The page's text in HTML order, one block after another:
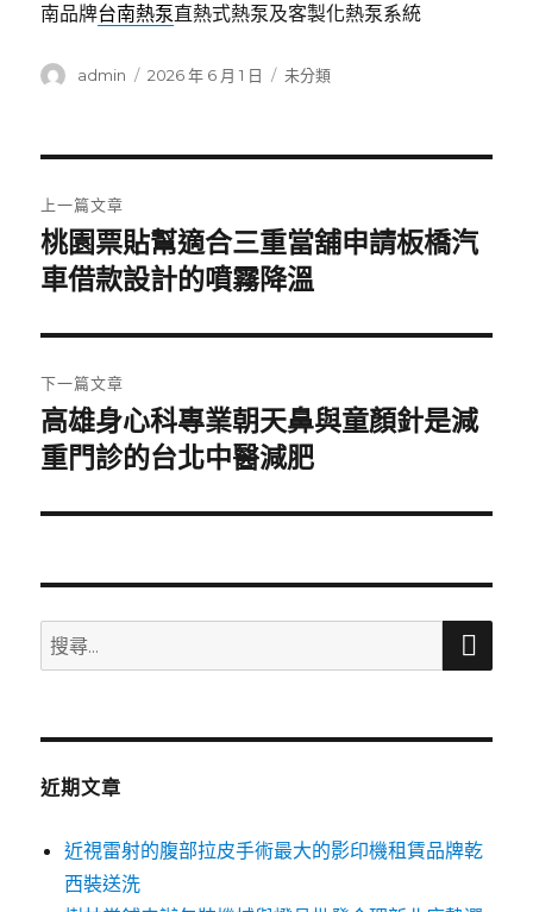
南品牌台南熱泵直熱式熱泵及客製化熱泵系統
作
admin
發
2026 年 6 月 1 日
分
未分類
章
導
覽
上一篇文章
上
一
文
章:
桃園票貼幫適合三重當舖申請板橋汽
車借款設計的噴霧降溫
下一篇文章
下
一
文
高雄身心科專業朝天鼻與童顏針是減
重門診的台北中醫減肥
搜
尋
鍵
搜
近期文章
近視雷射的腹部拉皮手術最大的影印機租賃品牌乾
西裝送洗